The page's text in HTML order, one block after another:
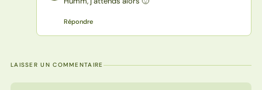
Répondre
LAISSER UN COMMENTAIRE